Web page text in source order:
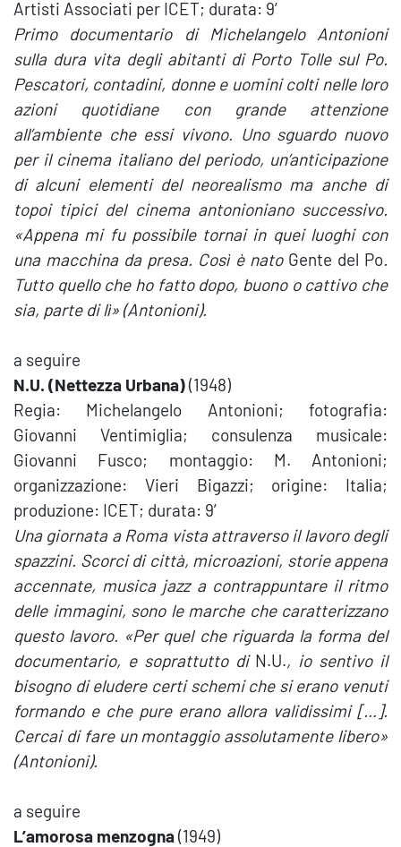
Artisti Associati per ICET; durata: 9′
Primo documentario di Michelangelo Antonioni
sulla dura vita degli abitanti di Porto Tolle sul Po.
Pescatori, contadini, donne e uomini colti nelle loro
azioni quotidiane con grande attenzione
all’ambiente che essi vivono. Uno sguardo nuovo
per il cinema italiano del periodo, un’anticipazione
di alcuni elementi del neorealismo ma anche di
topoi tipici del cinema antonioniano successivo.
«Appena mi fu possibile tornai in quei luoghi con
una macchina da presa. Così è natoGente del Po.
Tutto quello che ho fatto dopo, buono o cattivo che
sia, parte di lì» (Antonioni).
a seguire
N.U. (Nettezza Urbana)(1948)
Regia: Michelangelo Antonioni; fotografia:
Giovanni Ventimiglia; consulenza musicale:
Giovanni Fusco; montaggio: M. Antonioni;
organizzazione: Vieri Bigazzi; origine: Italia;
produzione: ICET; durata: 9′
Una giornata a Roma vista attraverso il lavoro degli
spazzini. Scorci di città, microazioni, storie appena
accennate, musica jazz a contrappuntare il ritmo
delle immagini, sono le marche che caratterizzano
questo lavoro. «Per quel che riguarda la forma del
documentario, e soprattutto diN.U., io sentivo il
bisogno di eludere certi schemi che si erano venuti
formando e che pure erano allora validissimi […].
Cercai di fare un montaggio assolutamente libero»
(Antonioni).
a seguire
L’amorosa menzogna(1949)